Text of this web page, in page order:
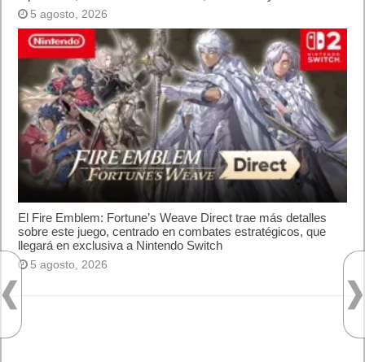
5 agosto, 2026
El Fire Emblem: Fortune’s Weave Direct trae más detalles
sobre este juego, centrado en combates estratégicos, que
llegará en exclusiva a Nintendo Switch
5 agosto, 2026